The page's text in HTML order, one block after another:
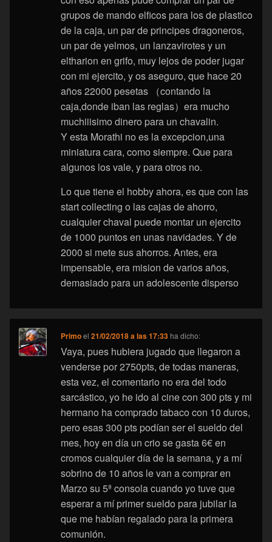
grupos de mando elficos para los de plastico
de la caja, un par de principes dragoneros,
un par de yelmos, un lanzavirotes y un
eltharion en grifo, muy lejos de poder jugar
con mi ejercito, y os aseguro, que hace 20
años 22000 pesetas （contando la
caja,donde iban las reglas）era mucho
muchiiisimo dinero para un chavalin.
Y esta Morathi no es la excepcion,una
miniatura cara, como siempre. Que para
algunos los vale, y para otros no.
Lo que tiene el hobby ahora, es que con las
start collecting o las cajas de ahorro,
cualquier chaval puede montar un ejercito
de 1000 puntos en unas navidades. Y de
2000 si mete sus ahorros. Antes, era
impensable, era mision de varios años,
demasiado para un adolescente disperso
Primoel21/02/2018 a las 17:33 ha dicho:
Vaya, pues hubiera jugado que llegaron a
venderse por 2750pts, de todas maneras,
esta vez, el comentario no era del todo
sarcástico, yo he ido al cine con 300 pts y mi
hermano ha comprado tabaco con 10 duros,
pero esas 300 pts podían ser el sueldo del
mes, hoy en día un crio se gasta 6€ en
cromos cualquier día de la semana, y a mí
sobrino de 10 años le van a comprar en
Marzo su 5ª consola cuando yo tuve que
esperar a mí primer sueldo para jubilar la
que me habían regalado para la primera
comunión.